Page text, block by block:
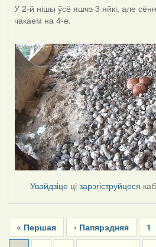
У 2-й нішы ўсё яшчэ 3 яйкі, але
чакаем на 4-е.
Увайдзіце цізарэгіструйцеся
Pagination
First
page
« Першая
Previous
page
‹ Папярэдняя 1